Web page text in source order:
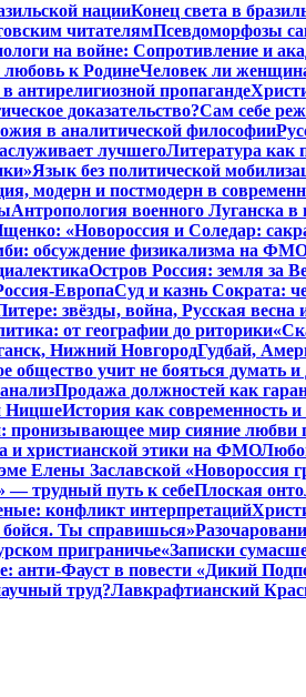
нацииКонец света в
читателямПсевдоморфозы
на войне: Сопротивление и
любовь к РодинеЧеловек ли
антирелигиозной пропаганде
доказательство?Сам себе
в аналитической философии
лучшегоЛитература как
Язык без политической
модерн и постмодерн в
Антропология военного Луганска
«Новороссия и Соледар:
обсуждение физикализма на ФМО
Остров Россия: земля за
ЕвропаСуд и казнь Сократа:
звёзды, война, Русская весна
от географии до риторики
Нижний НовгородГудбай,
учит не бояться думать
Продажа должностей как
НицшеИстория как современность
пронизывающее мир сияние любви
и христианской этики на ФМО
Елены Заславской «Новороссия
— трудный путь к себеПлоская
конфликт интерпретаций
Ты справишься»
приграничье«Записки
анти-Фауст в повести «Дикий
труд?Лавкрафтианский